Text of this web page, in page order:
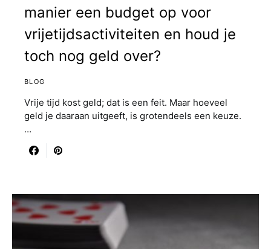
manier een budget op voor
vrijetijdsactiviteiten en houd je
toch nog geld over?
BLOG
Vrije tijd kost geld; dat is een feit. Maar hoeveel
geld je daaraan uitgeeft, is grotendeels een keuze.
…